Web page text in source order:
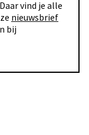
vind je alle
nieuwsbrief
bij